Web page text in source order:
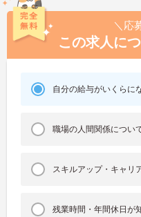
＼応
この求人に
自分の給与がいくらに
職場の人間関係につい
スキルアップ・キャリ
残業時間・年間休日が